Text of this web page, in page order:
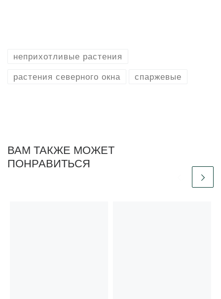
неприхотливые растения
растения северного окна спаржевые
ВАМ ТАКЖЕ МОЖЕТ
ПОНРАВИТЬСЯ